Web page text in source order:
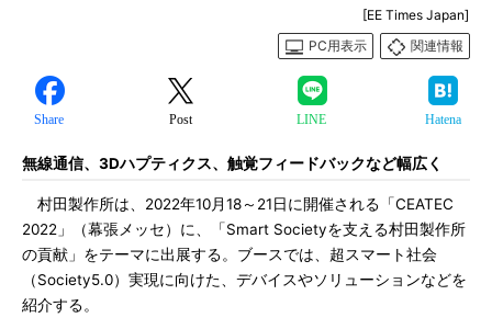
[EE Times Japan]
PC用表示
関連情報
Share Post LINE Hatena
無線通信、3Dハプティクス、触覚フィードバックなど幅広く
村田製作所は、2022年10月18～21日に開催される「CEATEC
2022」（幕張メッセ）に、「Smart Societyを支える村田製作所
の貢献」をテーマに出展する。ブースでは、超スマート社会
（Society5.0）実現に向けた、デバイスやソリューションなどを
紹介する。